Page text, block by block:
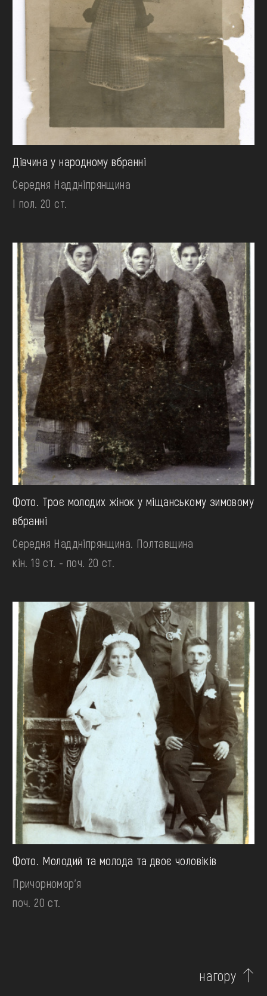
Дівчина у народному вбранні
Середня Наддніпрянщина
І пол. 20 ст.
Фото. Троє молодих жінок у міщанському зимовому
вбранні
Середня Наддніпрянщина. Полтавщина
кін. 19 ст. - поч. 20 ст.
Фото. Молодий та молода та двоє чоловіків
Причорномор'я
поч. 20 ст.
нагору